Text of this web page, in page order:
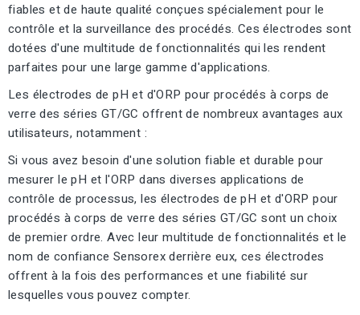
fiables et de haute qualité conçues spécialement pour le
contrôle et la surveillance des procédés. Ces électrodes sont
dotées d'une multitude de fonctionnalités qui les rendent
parfaites pour une large gamme d'applications.
Les électrodes de pH et d'ORP pour procédés à corps de
verre des séries GT/GC offrent de nombreux avantages aux
utilisateurs, notamment :
Si vous avez besoin d'une solution fiable et durable pour
mesurer le pH et l'ORP dans diverses applications de
contrôle de processus, les électrodes de pH et d'ORP pour
procédés à corps de verre des séries GT/GC sont un choix
de premier ordre. Avec leur multitude de fonctionnalités et le
nom de confiance Sensorex derrière eux, ces électrodes
offrent à la fois des performances et une fiabilité sur
lesquelles vous pouvez compter.